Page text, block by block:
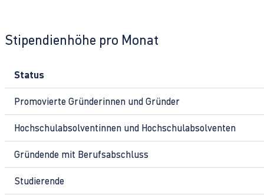
Stipendienhöhe pro Monat
Status
Promovierte Gründerinnen und Gründer
Hochschulabsolventinnen und Hochschulabsolventen
Gründende mit Berufsabschluss
Studierende